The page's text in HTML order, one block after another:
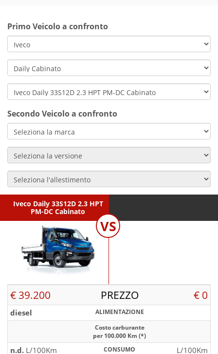
Primo Veicolo a confronto
Secondo Veicolo a confronto
Iveco Daily 33S12D 2.3 HPT
PM-DC Cabinato
VS
€ 39.200 PREZZO € 0
diesel
ALIMENTAZIONE
Costo carburante
per 100.000 Km (*)
n.d. L/100Km CONSUMO
L/100Km